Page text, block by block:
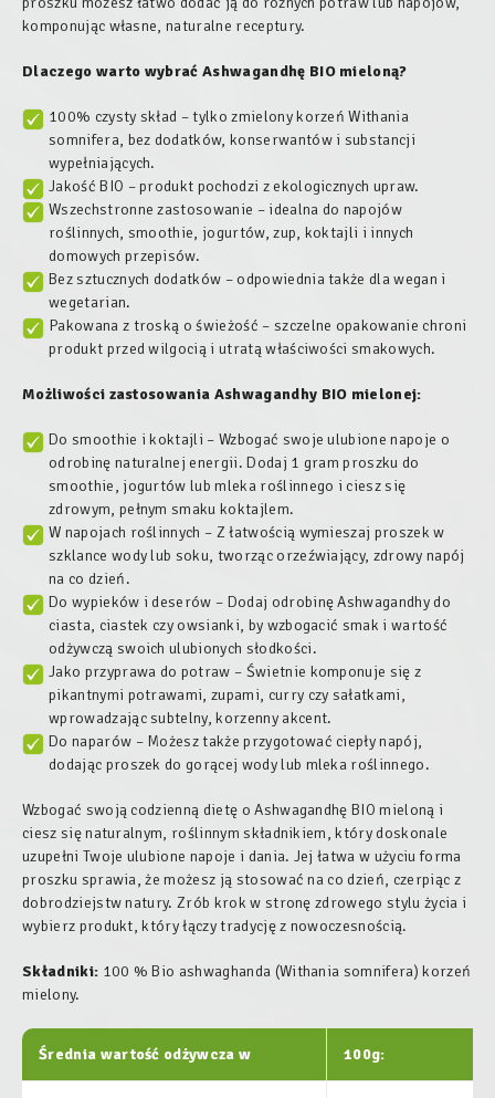
komponując własne, naturalne receptury.
Dlaczego warto wybrać Ashwagandhę BIOmieloną?
100% czysty skład – tylko zmielony korzeń Withania
somnifera, bez dodatków, konserwantów i substancji
wypełniających.
Jakość BIO – produkt pochodzi z ekologicznych upraw.
Wszechstronne zastosowanie – idealna do napojów
roślinnych, smoothie, jogurtów, zup, koktajli i innych
domowych przepisów.
Bez sztucznych dodatków – odpowiednia także dla wegan i
wegetarian.
Pakowana z troską o świeżość – szczelne opakowanie chroni
produkt przed wilgocią i utratą właściwości smakowych.
Możliwości zastosowania Ashwagandhy BIO mielonej:
Do smoothie i koktajli – Wzbogać swoje ulubione napoje o
odrobinę naturalnej energii. Dodaj 1 gram proszku do
smoothie, jogurtów lub mleka roślinnego i ciesz się
zdrowym, pełnym smaku koktajlem.
W napojach roślinnych – Z łatwością wymieszaj proszek w
szklance wody lub soku, tworząc orzeźwiający, zdrowy napój
na co dzień.
Do wypieków i deserów – Dodaj odrobinę Ashwagandhy do
ciasta, ciastek czy owsianki, by wzbogacić smak i wartość
odżywczą swoich ulubionych słodkości.
Jako przyprawa do potraw – Świetnie komponuje się z
pikantnymi potrawami, zupami, curry czy sałatkami,
wprowadzając subtelny, korzenny akcent.
Do naparów – Możesz także przygotować ciepły napój,
dodając proszek do gorącej wody lub mleka roślinnego.
Wzbogać swoją codzienną dietę o Ashwagandhę BIO mieloną i
ciesz się naturalnym, roślinnym składnikiem, który doskonale
uzupełni Twoje ulubione napoje i dania. Jej łatwa w użyciu forma
proszku sprawia, że możesz ją stosować na co dzień, czerpiąc z
dobrodziejstw natury. Zrób krok w stronę zdrowego stylu życia i
wybierz produkt, który łączy tradycję z nowoczesnością.
Składniki: 100 % Bio ashwaghanda (Withania somnifera) korzeń
mielony.
Średnia wartość odżywcza w 100g: